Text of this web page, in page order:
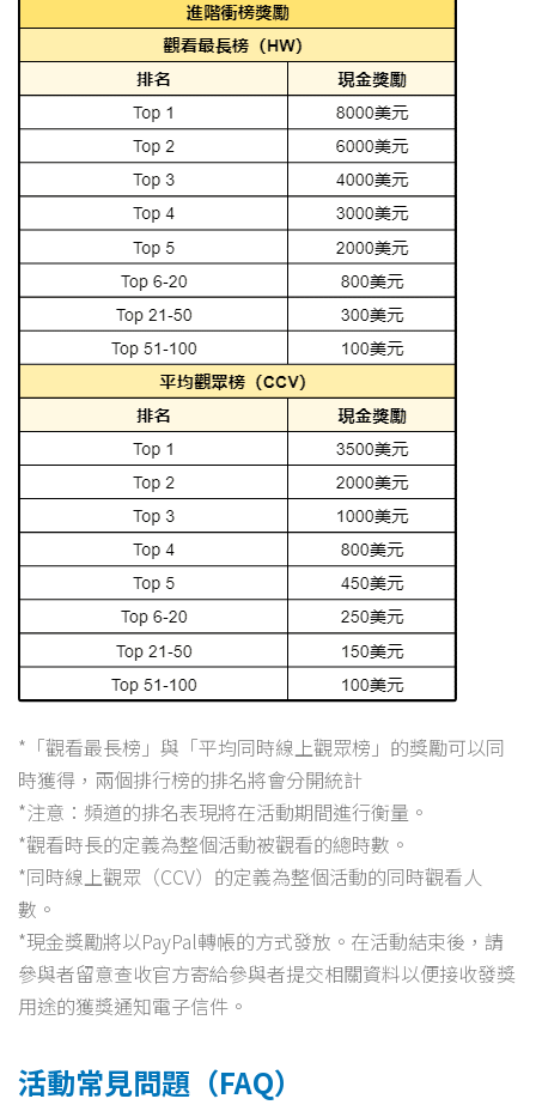
*「觀看最長榜」與「平均同時線上觀眾榜」的獎勵可以同
時獲得，兩個排行榜的排名將會分開統計
*注意：頻道的排名表現將在活動期間進行衡量。
*觀看時長的定義為整個活動被觀看的總時數。
*同時線上觀眾（CCV）的定義為整個活動的同時觀看人
數。
*現金獎勵將以PayPal轉帳的方式發放。在活動結束後，請
參與者留意查收官方寄給參與者提交相關資料以便接收發獎
用途的獲獎通知電子信件。
活動常見問題（FAQ）